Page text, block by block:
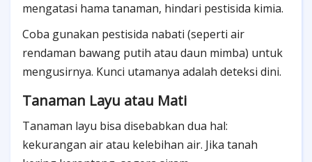
mengatasi hama tanaman, hindari pestisida kimia.
Coba gunakan pestisida nabati (seperti air
rendaman bawang putih atau daun mimba) untuk
mengusirnya. Kunci utamanya adalah deteksi dini.
Tanaman Layu atau Mati
Tanaman layu bisa disebabkan dua hal:
kekurangan air atau kelebihan air. Jika tanah